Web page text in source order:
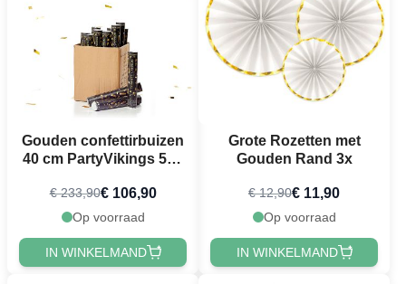
Gouden confettirbuizen
40 cm PartyVikings 50x
€ 233,90€ 106,90
Op voorraad
IN WINKELMAND
Grote Rozetten met
Gouden Rand 3x
€ 12,90€ 11,90
Op voorraad
IN WINKELMAND